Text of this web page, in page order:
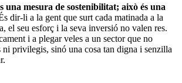
una mesura de sostenibilitat; això és una
dir-li a la gent que surt cada matinada a la
el seu esforç i la seva inversió no valen res.
i a plegar veles a un sector que no
ni privilegis, sinó una cosa tan digna i senzilla